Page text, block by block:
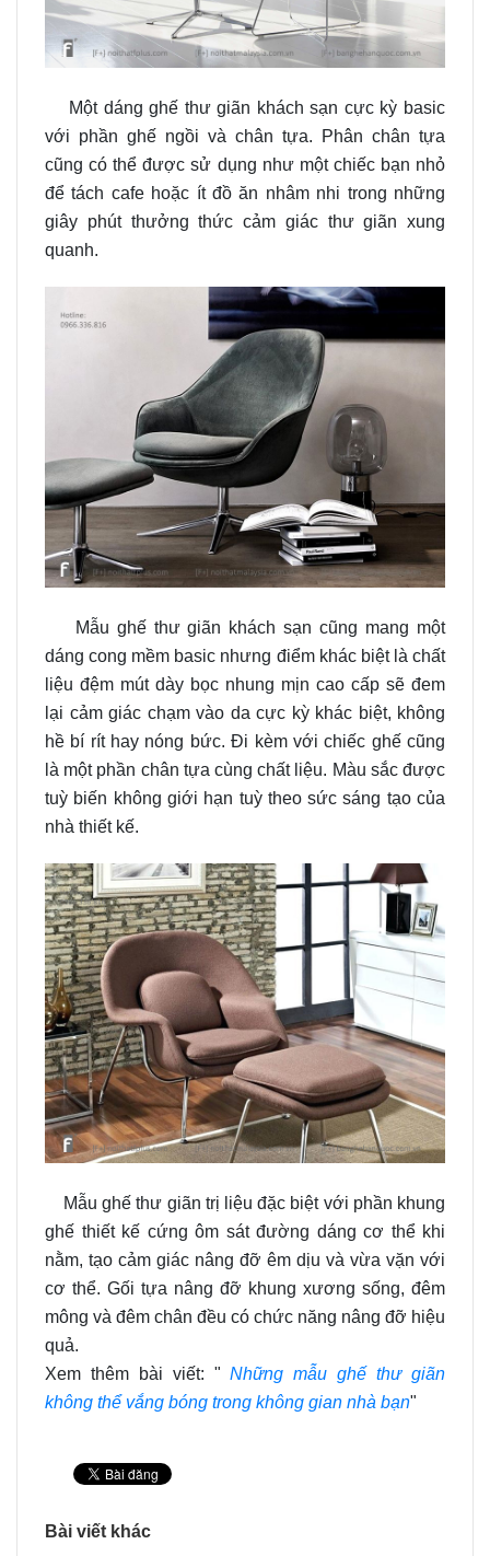
Một dáng ghế thư giãn khách sạn cực kỳ basic
với phần ghế ngồi và chân tựa. Phân chân tựa
cũng có thể được sử dụng như một chiếc bạn nhỏ
để tách cafe hoặc ít đồ ăn nhâm nhi trong những
giây phút thưởng thức cảm giác thư giãn xung
quanh.
Mẫu ghế thư giãn khách sạn cũng mang một
dáng cong mềm basic nhưng điểm khác biệt là chất
liệu đệm mút dày bọc nhung mịn cao cấp sẽ đem
lại cảm giác chạm vào da cực kỳ khác biệt, không
hề bí rít hay nóng bức. Đi kèm với chiếc ghế cũng
là một phần chân tựa cùng chất liệu. Màu sắc được
tuỳ biến không giới hạn tuỳ theo sức sáng tạo của
nhà thiết kế.
Mẫu ghế thư giãn trị liệu đặc biệt với phần khung
ghế thiết kế cứng ôm sát đường dáng cơ thể khi
nằm, tạo cảm giác nâng đỡ êm dịu và vừa vặn với
cơ thể. Gối tựa nâng đỡ khung xương sống, đêm
mông và đêm chân đều có chức năng nâng đỡ hiệu
quả.
Xem thêm bài viết: "Những mẫu ghế thư giãn
không thể vắng bóng trong không gian nhà bạn"
Bài viết khác